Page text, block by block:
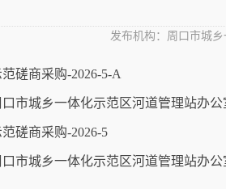
发布机构： 周口市城
磋商采购-2026-5-A
市城乡一体化示范区河道管理站办
磋商采购-2026-5
市城乡一体化示范区河道管理站办